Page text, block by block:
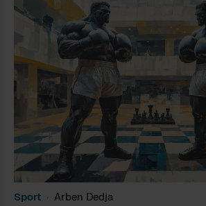
Sport Arben Dedja